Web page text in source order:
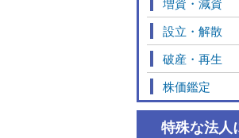
設立・解散
破産・再生
株価鑑定
特殊な法人